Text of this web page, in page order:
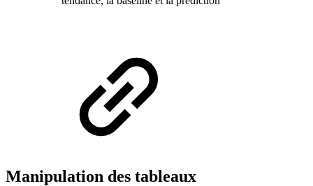
Manipulation des tableaux